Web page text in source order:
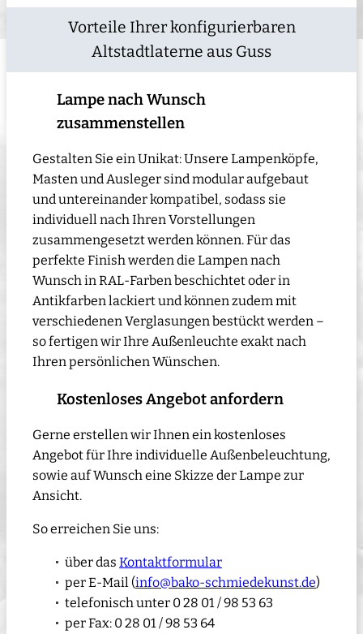
Vorteile Ihrer konfigurierbaren
Altstadtlaterne aus Guss
Lampe nach Wunsch
zusammenstellen
Gestalten Sie ein Unikat: Unsere Lampenköpfe,
Masten und Ausleger sind modular aufgebaut
und untereinander kompatibel, sodass sie
individuell nach Ihren Vorstellungen
zusammengesetzt werden können. Für das
perfekte Finish werden die Lampen nach
Wunsch in RAL-Farben beschichtet oder in
Antikfarben lackiert und können zudem mit
verschiedenen Verglasungen bestückt werden –
so fertigen wir Ihre Außenleuchte exakt nach
Ihren persönlichen Wünschen.
Kostenloses Angebot anfordern
Gerne erstellen wir Ihnen ein kostenloses
Angebot für Ihre individuelle Außenbeleuchtung,
sowie auf Wunsch eine Skizze der Lampe zur
Ansicht.
So erreichen Sie uns:
über das Kontaktformular
per E-Mail (info@bako-schmiedekunst.de)
telefonisch unter 0 28 01 / 98 53 63
per Fax: 0 28 01 / 98 53 64